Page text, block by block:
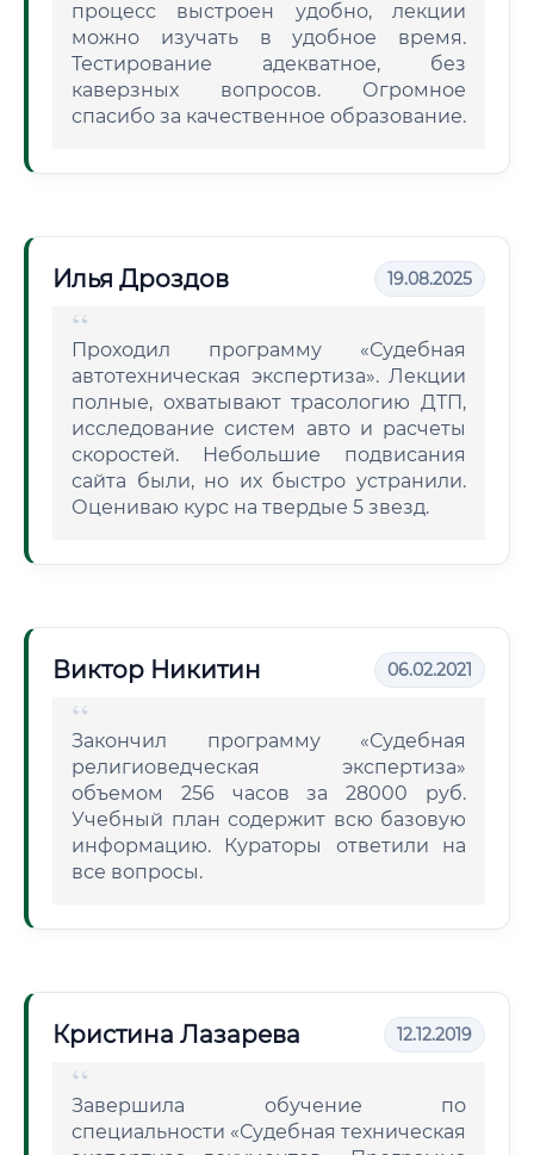
процесс выстроен удобно, лекции
можно изучать в удобное время.
Тестирование адекватное, без
каверзных вопросов. Огромное
спасибо за качественное образование.
Илья Дроздов 19.08.2025
Проходил программу «Судебная
автотехническая экспертиза». Лекции
полные, охватывают трасологию ДТП,
исследование систем авто и расчеты
скоростей. Небольшие подвисания
сайта были, но их быстро устранили.
Оцениваю курс на твердые 5 звезд.
Виктор Никитин 06.02.2021
Закончил программу «Судебная
религиоведческая экспертиза»
объемом 256 часов за 28000 руб.
Учебный план содержит всю базовую
информацию. Кураторы ответили на
все вопросы.
Кристина Лазарева 12.12.2019
Завершила обучение по
специальности «Судебная техническая